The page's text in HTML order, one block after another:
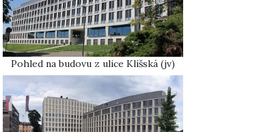
Pohled na budovu z ulice Klíšská (jv)